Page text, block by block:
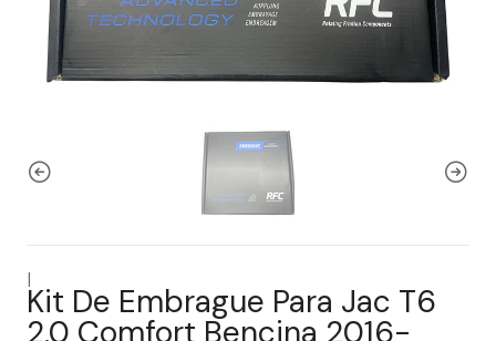
|
Kit De Embrague Para Jac T6
2.0 Comfort Bencina 2016-